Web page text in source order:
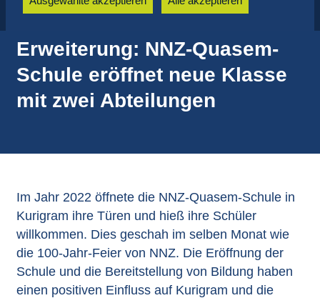
Erweiterung: NNZ-Quasem-
Schule eröffnet neue Klasse
mit zwei Abteilungen
Im Jahr 2022 öffnete die NNZ-Quasem-Schule in
Kurigram ihre Türen und hieß ihre Schüler
willkommen. Dies geschah im selben Monat wie
die 100-Jahr-Feier von NNZ. Die Eröffnung der
Schule und die Bereitstellung von Bildung haben
einen positiven Einfluss auf Kurigram und die